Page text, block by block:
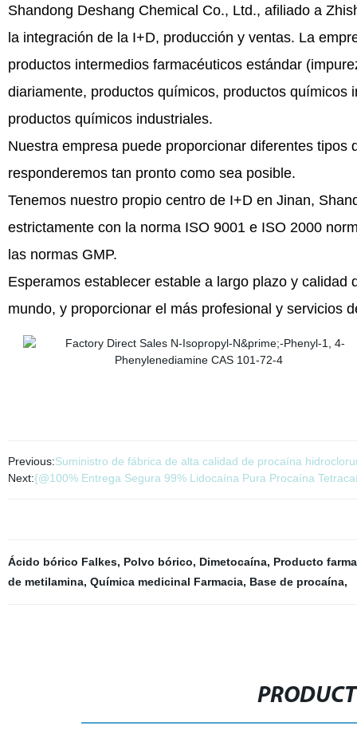
Shandong Deshang Chemical Co., Ltd., afiliado a
la integración de la I+D, producción y ventas. La
productos intermedios farmacéuticos estándar
diariamente, productos químicos, productos
productos químicos industriales.
Nuestra empresa puede proporcionar diferentes
responderemos tan pronto como sea posible.
Tenemos nuestro propio centro de I+D en Jinan,
estrictamente con la norma ISO 9001 e ISO 2000
las normas GMP.
Esperamos establecer estable a largo plazo y
mundo, y proporcionar el más profesional y servicios
Previous:Suministro de fábrica de alta calidad de procaína
Next:{@100% Entrega Segura 99% Lidocaína Pura Procaína
Ácido bórico Falkes, Polvo bórico, Dimetocaína, Producto
de metilamina, Química medicinal Farmacia, Base de procaína,